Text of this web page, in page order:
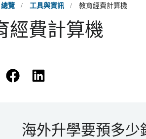
總覽 / 工具與資訊 / 教育經費計算機
經費計算機
facebook
海外升學要預多少